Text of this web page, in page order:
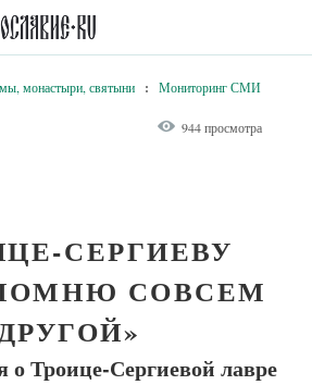
монастыри, святыни : Мониторинг СМИ
944 просмотра
СЕРГИЕВУ
СОВСЕМ
Троице-Сергиевой лавре